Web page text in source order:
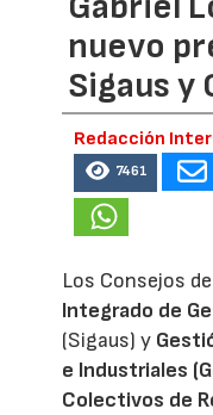
nuevo
Sigaus y
Redacción
7461
Los Consejos
Integrado de
(Sigaus) y
e Industriales
Colectivos de